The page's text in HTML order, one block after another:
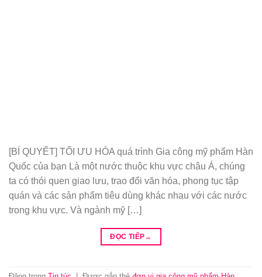
[BÍ QUYẾT] TỐI ƯU HÓA quá trình Gia công mỹ phẩm Hàn
Quốc của bạn Là một nước thuộc khu vực châu Á, chúng
ta có thói quen giao lưu, trao đổi văn hóa, phong tục tập
quán và các sản phẩm tiêu dùng khác nhau với các nước
trong khu vực. Và ngành mỹ […]
ĐỌC TIẾP→